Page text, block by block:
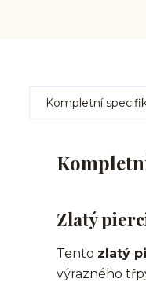
Kompletní
Zlatý
Tento zlatý
výrazného